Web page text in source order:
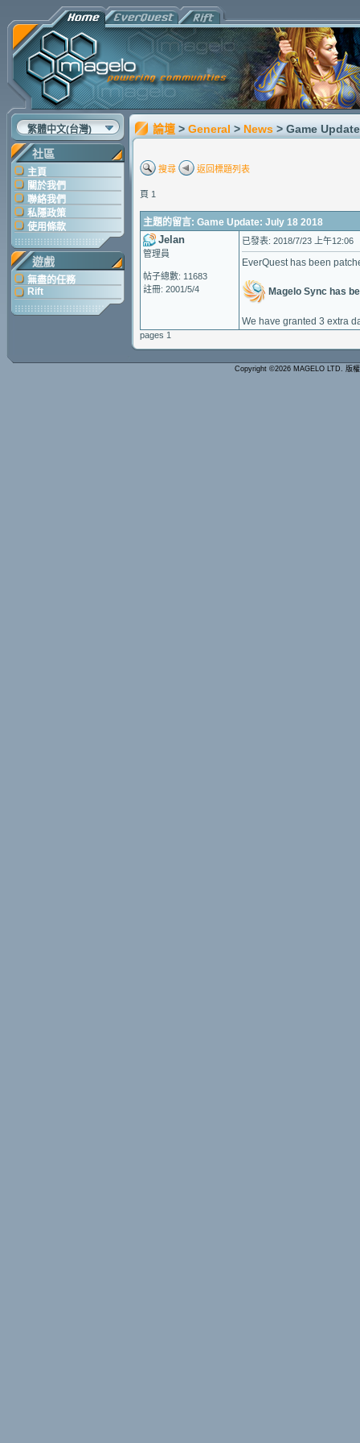
繁體中文(台灣)
社區
主頁
關於我們
聯絡我們
私隱政策
使用條款
遊戲
無盡的任務
Rift
論壇 > General > News > Game
搜尋 返回標題列表
頁 1
主題的留言: Game Update: July 18 2018
Jelan
管理員
帖子總數: 11683
註冊: 2001/5/4
已發表: 2018/7/23 上午12:06
EverQuest has been
Magelo Sync has
We have granted 3 extra
pages 1
Copyright ©2026 MAGELO LTD. 版